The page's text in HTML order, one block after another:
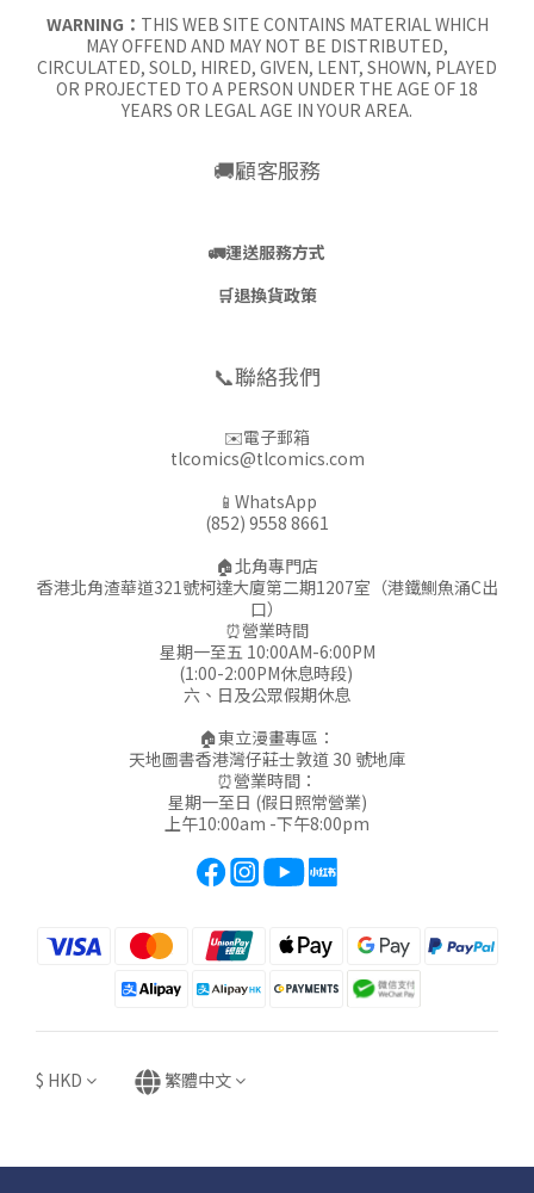
WARNING： THIS WEB SITE CONTAINS MATERIAL WHICH
MAY OFFEND AND MAY NOT BE DISTRIBUTED,
CIRCULATED, SOLD, HIRED, GIVEN, LENT, SHOWN, PLAYED
OR PROJECTED TO A PERSON UNDER THE AGE OF 18
YEARS OR LEGAL AGE IN YOUR AREA.
🚚顧客服務
🚛運送服務方式
🛒退換貨政策
📞聯絡我們
✉️電子郵箱
tlcomics@tlcomics.com
📱WhatsApp
(852) 9558 8661
🏠北角專門店
香港北角渣華道321號柯達大廈第二期1207室（港鐵鰂魚涌C出
口）
⏰營業時間
星期一至五 10:00AM-6:00PM
(1:00-2:00PM休息時段)
六、日及公眾假期休息
🏠東立漫畫專區：
天地圖書香港灣仔莊士敦道 30 號地庫
⏰營業時間：
星期一至日 (假日照常營業)
上午10:00am -下午8:00pm
$ HKD 繁體中文